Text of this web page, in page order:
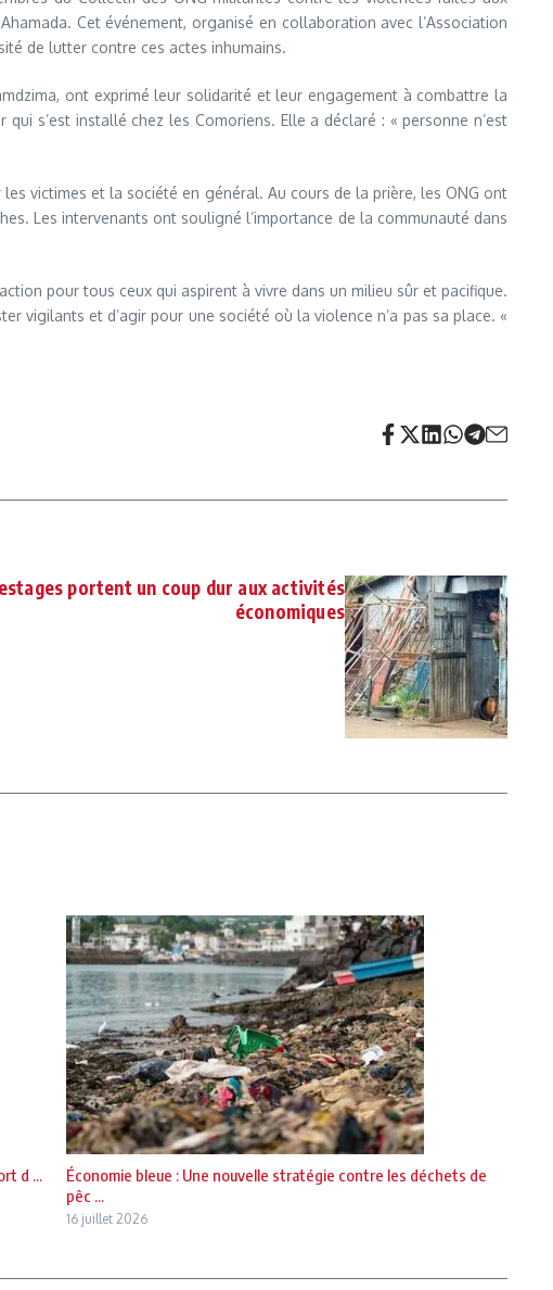
Cet événement, organisé en collaboration avec l’Association
de lutter contre ces actes inhumains.
ont exprimé leur solidarité et leur engagement à combattre la
s’est installé chez les Comoriens. Elle a déclaré : « personne n’est
victimes et la société en général. Au cours de la prière, les ONG ont
Les intervenants ont souligné l’importance de la communauté dans
pour tous ceux qui aspirent à vivre dans un milieu sûr et pacifique.
vigilants et d’agir pour une société où la violence n’a pas sa place. «
portent un coup dur aux activités
économiques
d ...
Économie bleue : Une nouvelle stratégie contre les déchets de
pêc ...
16 juillet 2026